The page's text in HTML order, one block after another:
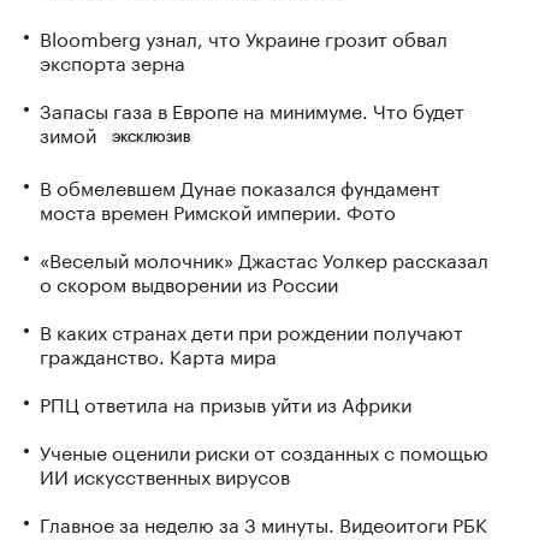
Bloomberg узнал, что Украине грозит обвал
экспорта зерна
Запасы газа в Европе на минимуме. Что будет
зимой
ЭКСКЛЮЗИВ
В обмелевшем Дунае показался фундамент
моста времен Римской империи. Фото
«Веселый молочник» Джастас Уолкер рассказал
о скором выдворении из России
В каких странах дети при рождении получают
гражданство. Карта мира
РПЦ ответила на призыв уйти из Африки
Ученые оценили риски от созданных с помощью
ИИ искусственных вирусов
Главное за неделю за 3 минуты. Видеоитоги РБК